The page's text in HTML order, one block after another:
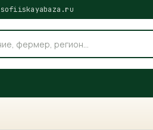
sofiiskayabaza.ru